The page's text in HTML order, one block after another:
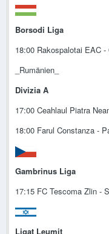
Borsodi Liga
18:00 Rakospalotai EAC
_Rumänien_
Divizia A
17:00 Ceahlaul Piatra
18:00 Farul Constanza -
Gambrinus Liga
17:15 FC Tescoma Zlin -
Ligat Leumit